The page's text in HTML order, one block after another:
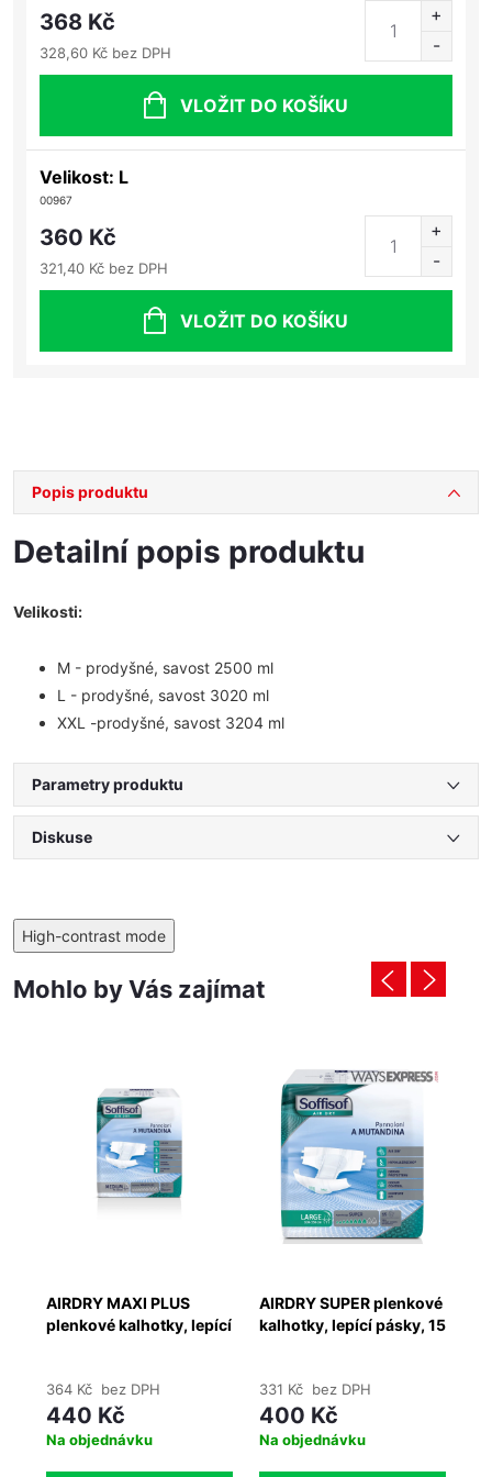
368 Kč
328,60 Kč bez DPH
VLOŽIT DO KOŠÍKU
Velikost: L
00967
360 Kč
321,40 Kč bez DPH
VLOŽIT DO KOŠÍKU
Popis produktu
Detailní popis produktu
Velikosti:
M - prodyšné, savost 2500 ml
L - prodyšné, savost 3020 ml
XXL -prodyšné, savost 3204 ml
Parametry produktu
Diskuse
High-contrast mode
Mohlo by Vás zajímat
AIRDRY MAXI PLUS
plenkové kalhotky, lepící
364 Kč bez DPH
440 Kč
Na objednávku
AIRDRY SUPER plenkové
kalhotky, lepící pásky, 15
331 Kč bez DPH
400 Kč
Na objednávku